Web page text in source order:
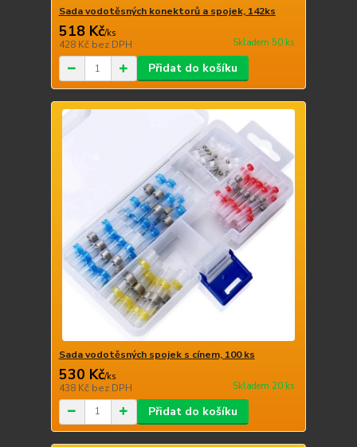
Sada vodotěsných konektorů a spojek, 142ks
518 Kč/ks
428 Kč bez DPH Skladem 50 ks
Přidat do košíku
Sada vodotěsných spojek s cínem, 100 ks
530 Kč/ks
438 Kč bez DPH Skladem 20 ks
Přidat do košíku